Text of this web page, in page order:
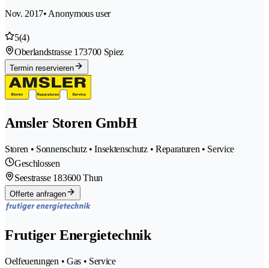
Nov. 2017• Anonymous user
5(4)
Oberlandstrasse 173700 Spiez
Termin reservieren
Amsler Storen GmbH
Storen • Sonnenschutz • Insektenschutz • Reparaturen • Service
Geschlossen
Seestrasse 183600 Thun
Offerte anfragen
Frutiger Energietechnik
Oelfeuerungen • Gas • Service